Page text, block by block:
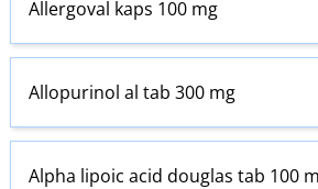
Allergoval kaps 100 mg
Allopurinol al tab 300 mg
Alpha lipoic acid douglas tab 100